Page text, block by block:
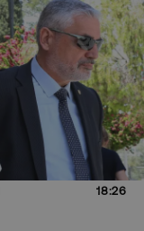
18:26